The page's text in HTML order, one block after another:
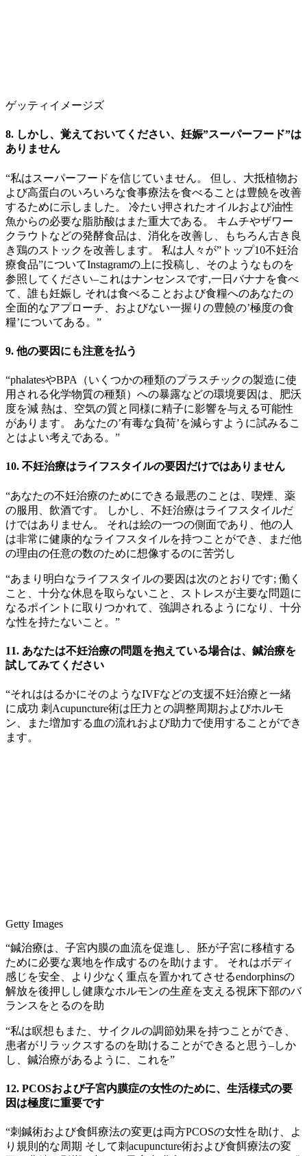
ゲッティイメージズ
8. しかし、覚えておいてください、妊娠”スーパーフード”は
ありません
“私はスーパーフードを信じていません。 但し、大抵植物お
よび高蛋白のいろいろな食事療法を食べることは豊饒を改善
するために示しました。 冷たい押されたオイルおよび油性
魚からの必要な脂肪酸はまた重大である。 キムチやザワー
クラウトなどの発酵食品は、消化を改善し、もちろん古き良
き鶏のストックを改善します。 私は人々が”トップ10不妊治
療食品”についてInstagramの上に投稿し、そのようなものを
参照してください–これはナンセンスです,一日バナナを食べ
て、誰も妊娠し それは食べることおよび食糧へのあなたの
全面的なアプローチ、およびない一握りの豊饒の’極度の食
糧’についてある。”
9. 他の要因にも注意を払う
“phalatesやBPA（いくつかの種類のプラスチックの製造に使
用される化学物質の種類）への暴露などの環境要因は、肥沃
度を減 熱は、空気の質と同様に精子に影響を与える可能性
があります。 あなたの’有毒な負荷’を減らすように試みるこ
とはよい考えである。”
10. 不妊治療はライフスタイルの要因だけではありません
“あなたの不妊治療のためにできる最悪のことは、喫煙、薬
の服用、飲酒です。 しかし、不妊治療はライフスタイルだ
けではありません。 それは絵の一つの側面であり、他の人
は非常に健康的なライフスタイルを持つことができ、まだ他
の理由の任意の数のために想像するのに苦労し
“あまり明白なライフスタイルの要因は次のとおりです; 働く
こと、十分な休息を取らないこと、ストレスが主要な問題に
なるポイントに取りつかれて、強調されるようになり、十分
な性を持たないこと。”
11. あなたは不妊治療の問題を抱えている場合は、鍼治療を
試してみてください
“それははるかにそのようなIVFなどの支援不妊治療と一緒
に成功 刺Acupuncture術は圧力との調整周期およびホルモ
ン、また増加する血の流れおよび助力で使用することができ
ます。
Getty Images
“鍼治療は、子宮内膜の血流を促進し、胚が子宮に移植する
ために必要な裏地を作成するのを助けます。 それはボディ
感じを安全、より少なく重点を置かれてさせるendorphinsの
解放を後押しし健康なホルモンの生産を支える視床下部のバ
ランスをとるのを助
“私は瞑想もまた、サイクルの調節効果を持つことができ、
患者がリラックスするのを助けることができると思う–しか
し、鍼治療があるように、これを”
12. PCOSおよび子宮内膜症の女性のために、生活様式の要
因は極度に重要です
“刺鍼術および食餌療法の変更は両方PCOSの女性を助け、よ
り規則的な周期 そして刺acupuncture術および食餌療法の変